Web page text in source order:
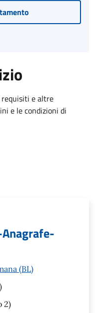
requisiti e altre
e le condizioni di
(BL)
2)